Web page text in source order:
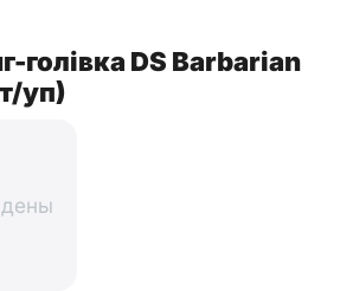
DS Barbarian
уп)